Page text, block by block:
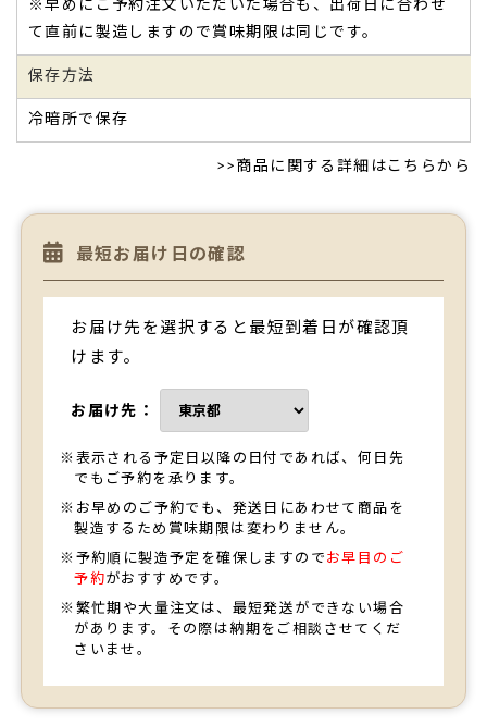
※早めにご予約注文いただいた場合も、出荷日に合わせ
て直前に製造しますので賞味期限は同じです。
保存方法
冷暗所で保存
>> 商品に関する詳細はこちらから
最短お届け日の確認
お届け先を選択すると最短到着日が確認頂
けます。
お届け先：
※表示される予定日以降の日付であれば、何日先
でもご予約を承ります。
※お早めのご予約でも、発送日にあわせて商品を
製造するため賞味期限は変わりません。
※予約順に製造予定を確保しますので お早目のご
予約がおすすめです。
※繁忙期や大量注文は、最短発送ができない場合
があります。その際は納期をご相談させてくだ
さいませ。